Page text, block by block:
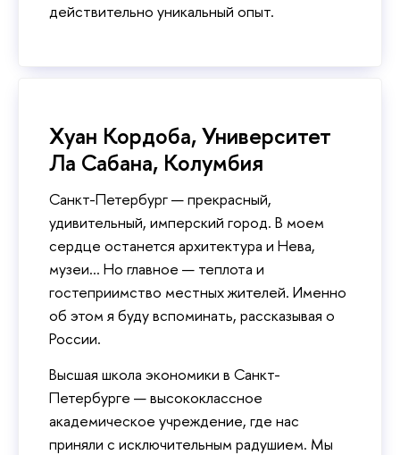
действительно уникальный опыт.
Хуан Кордоба, Университет
Ла Сабана, Колумбия
Санкт-Петербург — прекрасный,
удивительный, имперский город. В моем
сердце останется архитектура и Нева,
музеи... Но главное — теплота и
гостеприимство местных жителей. Именно
об этом я буду вспоминать, рассказывая о
России.
Высшая школа экономики в Санкт-
Петербурге — высококлассное
академическое учреждение, где нас
приняли с исключительным радушием. Мы